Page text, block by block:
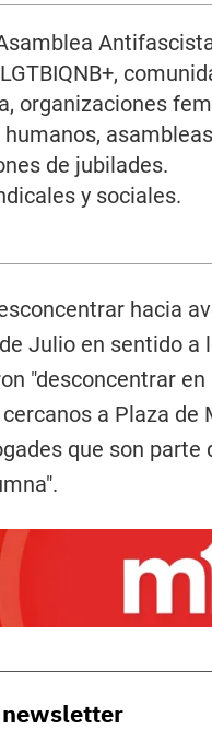
Antifascista
organizaciones
de jubilades.
y sociales.
hacia
Julio en sentido a
"desconcentrar
a Plaza de
que son parte